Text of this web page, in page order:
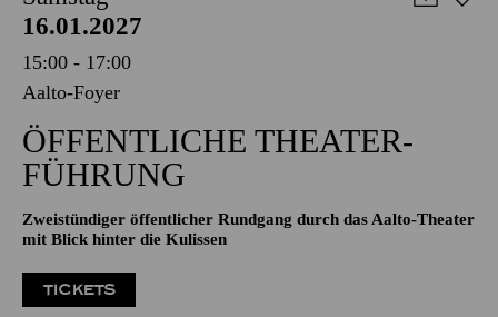
AALTO MUSIKTHEATER
AALTO BALLETT ESSEN
Samstag
16.01.2027
15:00 - 17:00
Aalto-Foyer
ÖFFENTLICHE THEATER­
FÜHRUNG
Zweistündiger öffentlicher Rundgang durch das Aalto-Theater
mit Blick hinter die Kulissen